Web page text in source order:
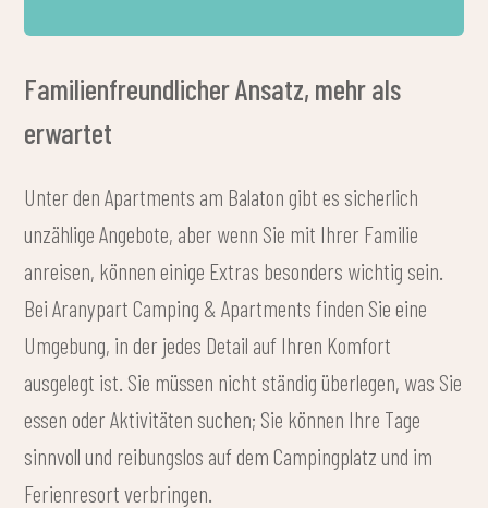
Familienfreundlicher Ansatz, mehr als
erwartet
Unter den Apartments am Balaton gibt es sicherlich
unzählige Angebote, aber wenn Sie mit Ihrer Familie
anreisen, können einige Extras besonders wichtig sein.
Bei Aranypart Camping & Apartments finden Sie eine
Umgebung, in der jedes Detail auf Ihren Komfort
ausgelegt ist. Sie müssen nicht ständig überlegen, was Sie
essen oder Aktivitäten suchen; Sie können Ihre Tage
sinnvoll und reibungslos auf dem Campingplatz und im
Ferienresort verbringen.